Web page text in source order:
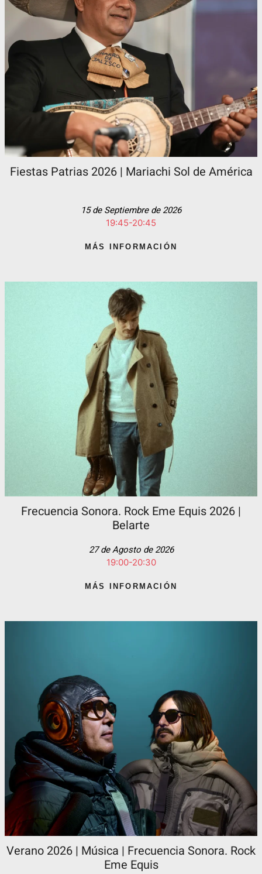
Fiestas Patrias 2026 | Mariachi Sol de América
15 de Septiembre de 2026
19:45-20:45
MÁS INFORMACIÓN
Frecuencia Sonora. Rock Eme Equis 2026 |
Belarte
27 de Agosto de 2026
19:00-20:30
MÁS INFORMACIÓN
Verano 2026 | Música | Frecuencia Sonora. Rock
Eme Equis